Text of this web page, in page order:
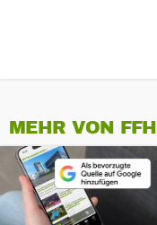
MEHR VON FFH